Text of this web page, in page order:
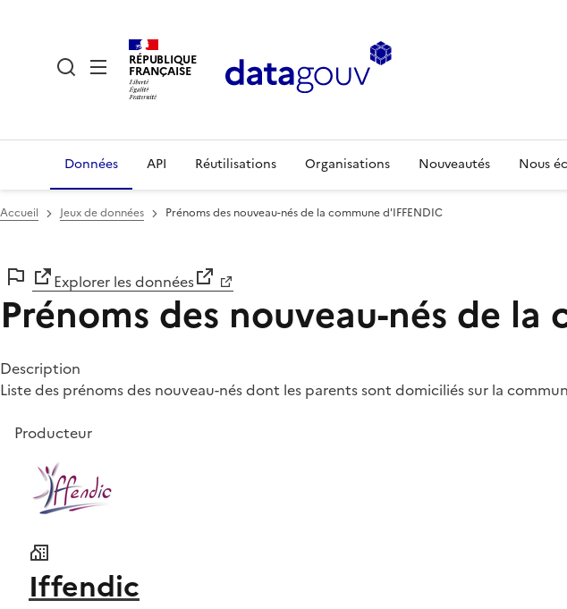
RÉPUBLIQUE
FRANÇAISE
Données API Réutilisations Organisations Nouveautés Nous
Accueil Jeux de données Prénoms des nouveau-nés de la commune d'IFFENDIC
Explorer les données
Prénoms des nouveau-nés de la
Description
Liste des prénoms des nouveau-nés dont les parents sont domiciliés sur la
Producteur
Iffendic